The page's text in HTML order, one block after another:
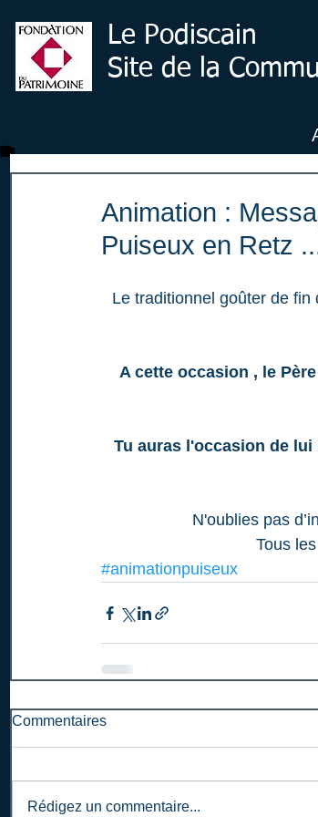
Le Podiscain
Site de la
Animation :
Puiseux en Retz
Le traditionnel goûter de
A cette occasion , le
Tu auras l'occasion de
N'oublies pas
Tous
#animationpuiseux
Commentaires
Rédigez un commentaire...